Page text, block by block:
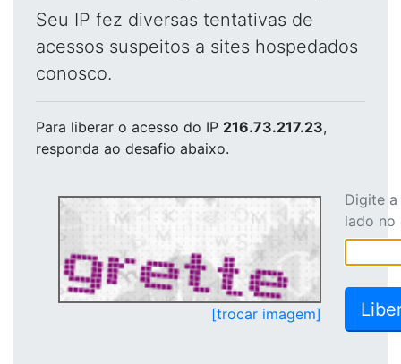
Seu IP fez diversas tentativas de
acessos suspeitos a sites hospedados
conosco.
Para liberar o acesso do IP 216.73.217.23,
responda ao desafio abaixo.
[trocar imagem]
Digite
lado no